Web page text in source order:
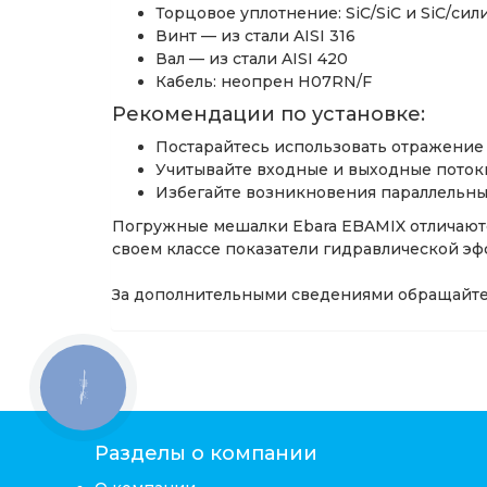
Торцовое уплотнение: SiC/SiC и SiC/
Винт — из стали AISI 316
Вал — из стали AISI 420
Кабель: неопрен H07RN/F
Рекомендации по установке:
Постарайтесь использовать отражение
Учитывайте входные и выходные
Избегайте возникновения
Погружные мешалки Ebara EBAMIX
своем классе показатели гидравлической
За дополнительными сведениями
Разделы о компании
КНОПКА
ЗВ'ЯЗКУ